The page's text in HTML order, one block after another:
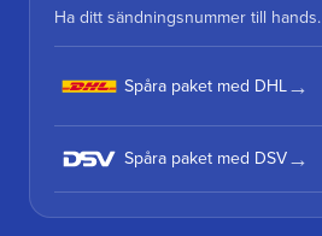
Ha ditt sändningsnummer till hands.
Spåra paket med DHL
Spåra paket med DSV